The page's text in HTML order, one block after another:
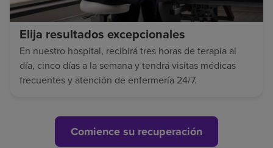
Elija resultados excepcionales
En nuestro hospital, recibirá tres horas de terapia al
día, cinco días a la semana y tendrá visitas médicas
frecuentes y atención de enfermería 24/7.
Comience su recuperación